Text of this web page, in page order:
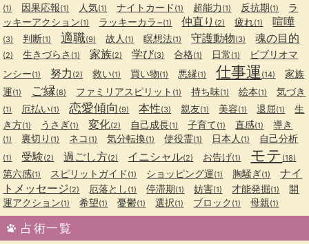
(1) 因果応報(1) 人気(1) ナイトカード (1) 超能力 (1) 反抗期(1)
ラ
ッキーアクション(1) ラッキーカラ−(1) 仲直り (2) 疲れ(1) 喧嘩
(3) 判断(1) 適職(9) 故人 (1) 瞑想法(1) 守護動物(3) 魂の目的
(2) 生きづらさ (1) 家族(2) 学び(3) 合格(1) 日常 (1)
ビブリオマ
ンシー(1) 努力 (2) 救い(1) 買い物(1) 悪縁(1) 仕事運 (14)
家族
運(1) ご縁(8) ファミリアスピリット (1) 持ち味(1) 絵本(1) 気づき
(1) 厄払い(1) 恋愛傾向 (9) 本性(3) 親友(1) 美容(1) 退屈(1)
生
き方(1) うさぎ(1) 変化(2) 自己成長(1) 子育て(1) 直感(1) 導き
(1) 裏切り (1) ネコ (1) 気分転換(1) 使役霊(1) 日本人 (1) 自己分析
(1) 受験(2) 過ごし方(2) イニシャル(2) お告げ(1) モテ (18)
第六感(1) スピリットガイド (1) ショッピング運(1) 胸騒ぎ(1)
ナイ
トメッセージ(2) 厄落とし (1) 停滞期(1) 妨害(1) 才能発掘(1)
開
運アクション(1) 希望(1) 憂鬱(1) 選択(1) ブロック (1) 母親(1)
占術一覧